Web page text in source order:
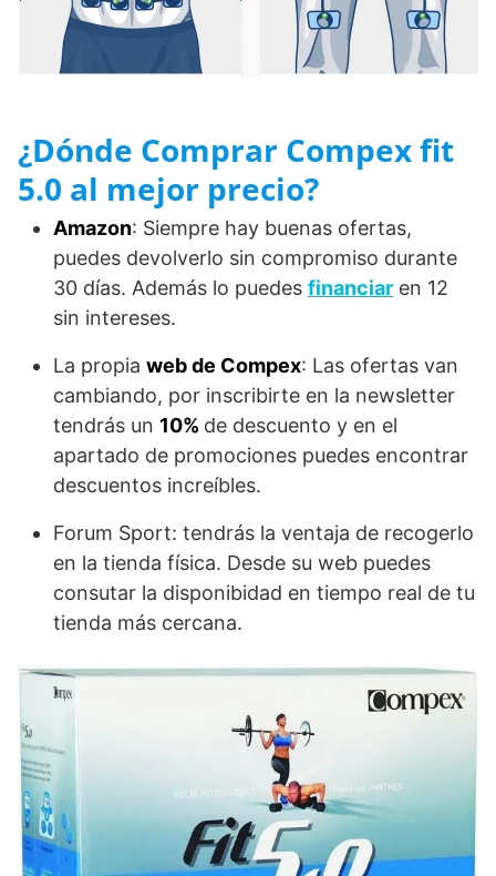
¿Dónde Comprar Compex fit
5.0 al mejor precio?
Amazon: Siempre hay buenas ofertas,
puedes devolverlo sin compromiso durante
30 días. Además lo puedes financiar en 12
sin intereses.
La propia web de Compex: Las ofertas van
cambiando, por inscribirte en la newsletter
tendrás un 10% de descuento y en el
apartado de promociones puedes encontrar
descuentos increíbles.
Forum Sport: tendrás la ventaja de recogerlo
en la tienda física. Desde su web puedes
consutar la disponibidad en tiempo real de tu
tienda más cercana.